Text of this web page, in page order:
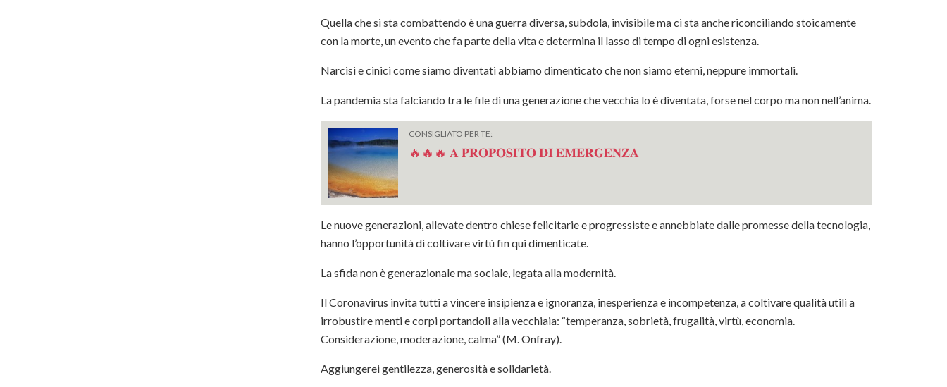
Quella che si sta combattendo è una guerra diversa, subdola, invisibile ma ci sta anche riconciliando stoicamente
con la morte, un evento che fa parte della vita e determina il lasso di tempo di ogni esistenza.
Narcisi e cinici come siamo diventati abbiamo dimenticato che non siamo eterni, neppure immortali.
La pandemia sta falciando tra le file di una generazione che vecchia lo è diventata, forse nel corpo ma non nell’anima.
CONSIGLIATO PER TE:
🔥🔥🔥 𝐀 𝐏𝐑𝐎𝐏𝐎𝐒𝐈𝐓𝐎 𝐃𝐈 𝐄𝐌𝐄𝐑𝐆𝐄𝐍𝐙𝐀
Le nuove generazioni, allevate dentro chiese felicitarie e progressiste e annebbiate dalle promesse dellatecnologia
hanno l’opportunità di coltivare virtù fin qui dimenticate.
La sfida non è generazionale ma sociale, legata allamodernità
Il Coronavirus invita tutti a vincere insipienza e ignoranza, inesperienza e incompetenza, a coltivare qualità utili a
irrobustire menti e corpi portandoli alla vecchiaia: “temperanza, sobrietà, frugalità, virtù, economia.
Considerazione, moderazione, calma” (M. Onfray).
Aggiungereigentilezza generositàesolidarietà